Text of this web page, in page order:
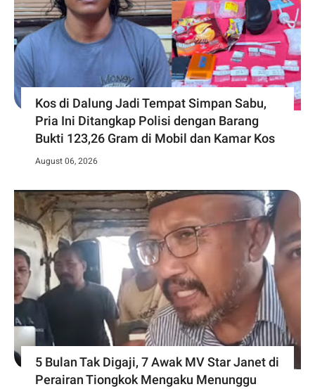
Kos di Dalung Jadi Tempat Simpan Sabu,
Pria Ini Ditangkap Polisi dengan Barang
Bukti 123,26 Gram di Mobil dan Kamar Kos
August 06, 2026
5 Bulan Tak Digaji, 7 Awak MV Star Janet di
Perairan Tiongkok Mengaku Menunggu